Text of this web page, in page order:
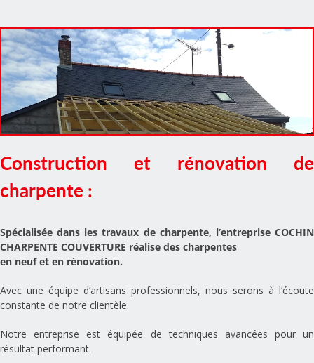
Construction et rénovation de
charpente :
Spécialisée dans les travaux de charpente, l’entreprise COCHIN
CHARPENTE COUVERTURE réalise des charpentes
en neuf et en rénovation.
Avec une équipe d’artisans professionnels, nous serons à l’écoute
constante de notre clientèle.
Notre entreprise est équipée de techniques avancées pour un
résultat performant.